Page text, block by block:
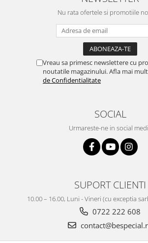
Nu rata ofertele si promotiile
Vreau sa primesc newslettere cu
noutatile magazinului. Afla mai
de Confidentialitate
SOCIAL
Urmareste-ne in social
SUPORT CLIENTI
10.00 – 16.00, Luni - Vineri (cu exceptia
0722 222 608